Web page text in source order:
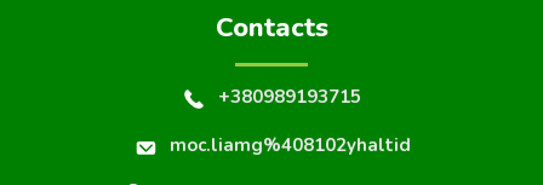
Contacts
+380989193715
moc.liamg%408102yhaltid